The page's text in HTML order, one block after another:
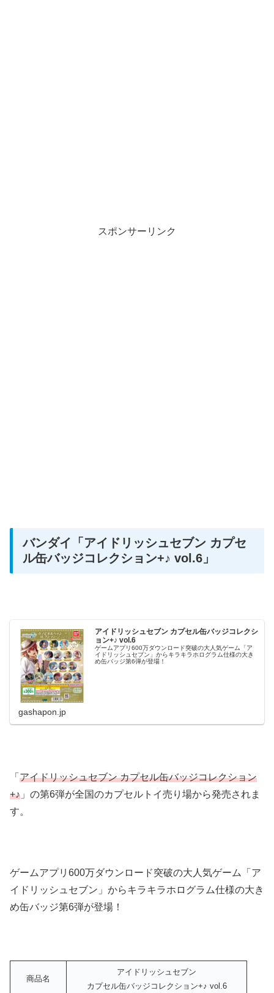
スポンサーリンク
バンダイ 「アイドリッシュセブン カプセ
ル缶バッジコレクション+♪ vol.6」
アイドリッシュセブン カプセル缶バッジコレクシ
ョン+♪ vol.6
ゲームアプリ600万ダウンロード突破の大人気ゲーム「ア
イドリッシュセブン」からキラキラホログラム仕様の大き
め缶バッジ第6弾が登場！
gashapon.jp
「 アイドリッシュセブン カプセル缶バッジコレクション
+♪ 」の第6弾が全国のカプセルトイ売り場から発売されま
す。
ゲームアプリ600万ダウンロード突破の大人気ゲーム「ア
イドリッシュセブン」からキラキラホログラム仕様の大き
め缶バッジ第6弾が登場！
商品名
アイドリッシュセブン
カプセル缶バッジコレクション+♪ vol.6